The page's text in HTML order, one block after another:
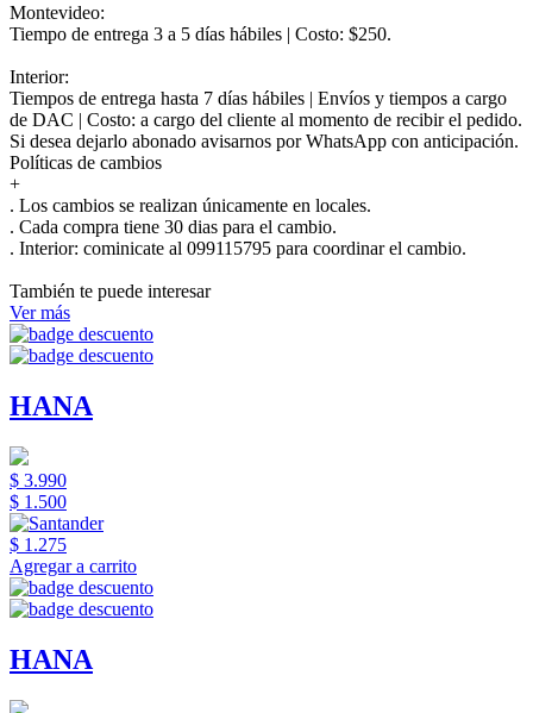
Montevideo:
Tiempo de entrega 3 a 5 días hábiles | Costo: $250.
Interior:
Tiempos de entrega hasta 7 días hábiles | Envíos y tiempos a cargo
de DAC | Costo: a cargo del cliente al momento de recibir el pedido.
Si desea dejarlo abonado avisarnos por WhatsApp con anticipación.
Políticas de cambios
+
. Los cambios se realizan únicamente en locales.
. Cada compra tiene 30 dias para el cambio.
. Interior: cominicate al 099115795 para coordinar el cambio.
También te puede interesar
Ver más
HANA
$ 3.990
$ 1.500
$ 1.275
Agregar a carrito
HANA